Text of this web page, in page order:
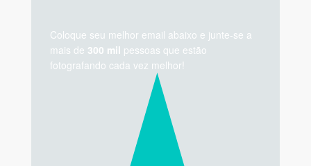
Coloque seu melhor email abaixo e junte-se a
mais de 300 mil pessoas que estão
fotografando cada vez melhor!